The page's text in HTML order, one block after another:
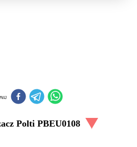
Polti PBEU0108